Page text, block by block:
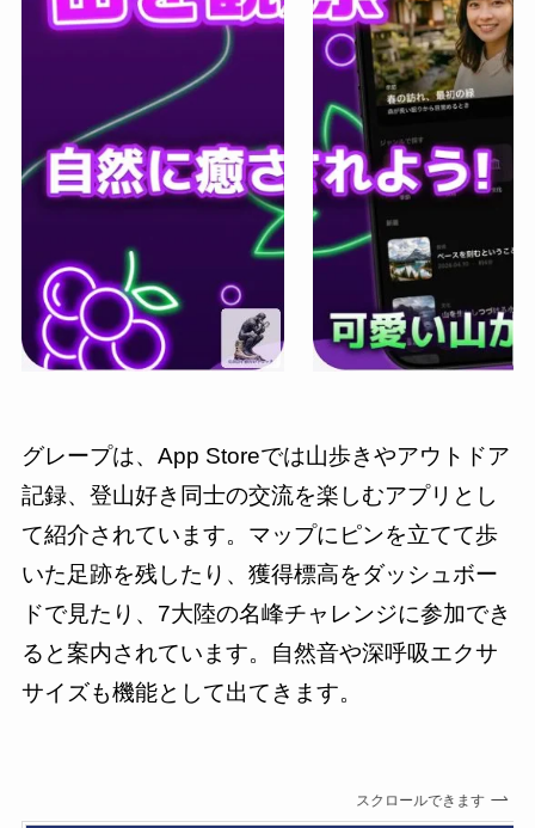
グレープは、App Storeでは山歩きやアウトドア
記録、登山好き同士の交流を楽しむアプリとし
て紹介されています。マップにピンを立てて歩
いた足跡を残したり、獲得標高をダッシュボー
ドで見たり、7大陸の名峰チャレンジに参加でき
ると案内されています。自然音や深呼吸エクサ
サイズも機能として出てきます。
スクロールできます